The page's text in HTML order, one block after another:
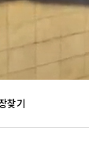
찾기